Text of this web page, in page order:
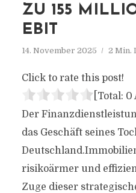
ZU 155
EBIT
14. November 2025 2 Min.
Click to rate this post!
[Total: 0
Der
das Geschäft seines
risikoärmer und
Zuge dieser